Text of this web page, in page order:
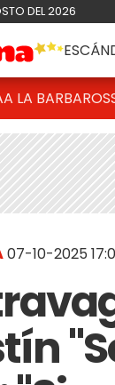
DEL 2026
A LA
07-10-2025